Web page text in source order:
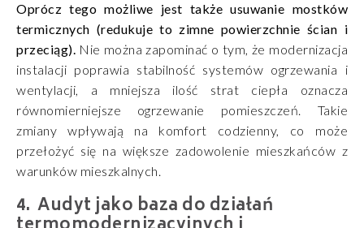
Oprócz tego możliwe jest także usuwanie mostków
termicznych (redukuje to zimne powierzchnie ścian i
przeciąg). Nie można zapominać o tym, że modernizacja
instalacji poprawia stabilność systemów ogrzewania i
wentylacji, a mniejsza ilość strat ciepła oznacza
równomierniejsze ogrzewanie pomieszczeń. Takie
zmiany wpływają na komfort codzienny, co może
przełożyć się na większe zadowolenie mieszkańców z
warunków mieszkalnych.
Audyt jako baza do działań